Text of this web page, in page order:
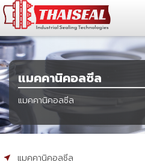
แมคคานิคอลซีล
แมคคานิคอลซีล
แมคคานิคอลซีล